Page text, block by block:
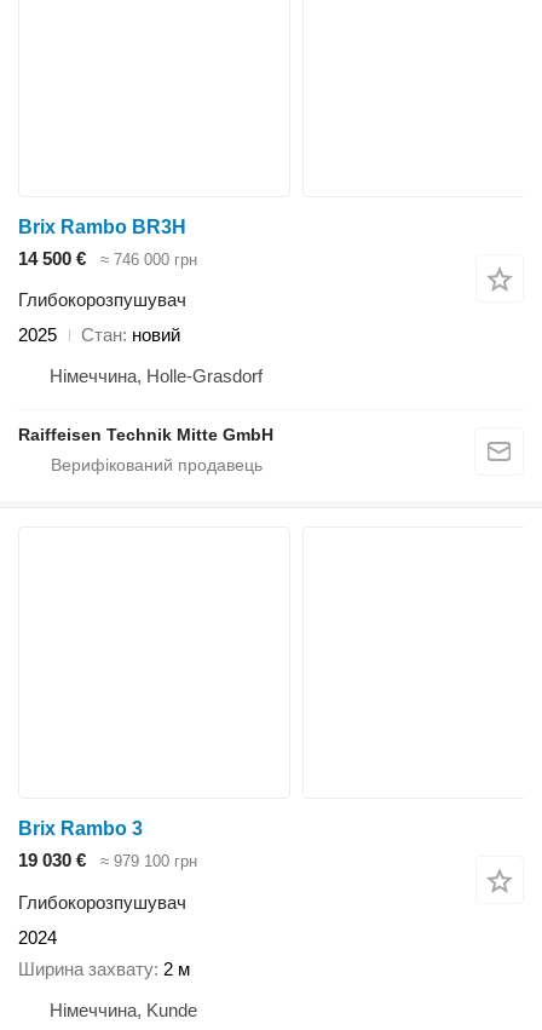
Brix Rambo BR3H
14 500 €
≈ 746 000 грн
Глибокорозпушувач
2025
Стан новий
Німеччина, Holle-Grasdorf
Raiffeisen Technik Mitte GmbH
Brix Rambo 3
19 030 €
≈ 979 100 грн
Глибокорозпушувач
2024
Ширина захвату 2 м
Німеччина, Kunde